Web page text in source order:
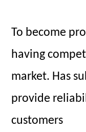
To become
having
market. Has
provide
customers